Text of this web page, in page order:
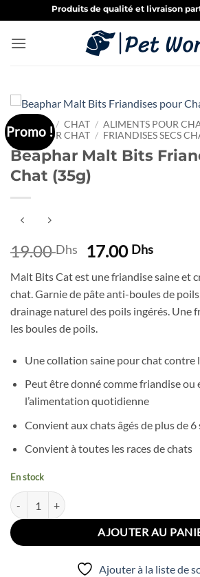
au
contenu
Produits de qualité et livraison
Promo !
ACCUEIL / CHAT / ALIMENTS POUR
PÂTÉ POUR CHAT / FRIANDISES SECS
Beaphar Malt Bits
Chat (35g)
19.00Dhs
Le
initial
était :
19.00 Dhs.
17.00 DhsLe
actuel
est :
17.00
Malt Bits Cat est une friandise saine et
chat. Garnie de pâte anti-boules de
drainage naturel des poils ingérés. Une
les boules de poils.
Une collation saine pour chat contre
Peut être donné comme friandise ou
l’alimentation quotidienne
Convient aux chats âgés de plus de 6
Convient à toutes les races de chats
En stock
quantité de Beaphar Malt Bits Friandises
AJOUTER AU
Ajouter à la liste de